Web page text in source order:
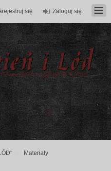
Zaloguj się
się
Materiały